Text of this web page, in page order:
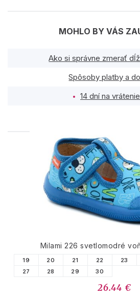
MOHLO BY VÁS
Ako si správne zmerať
Spôsoby platby a
14 dní na
PODOBNÉ
Milami 226 svetlomodré
19 20 21 22 23
27
28 29 30
26.44 €